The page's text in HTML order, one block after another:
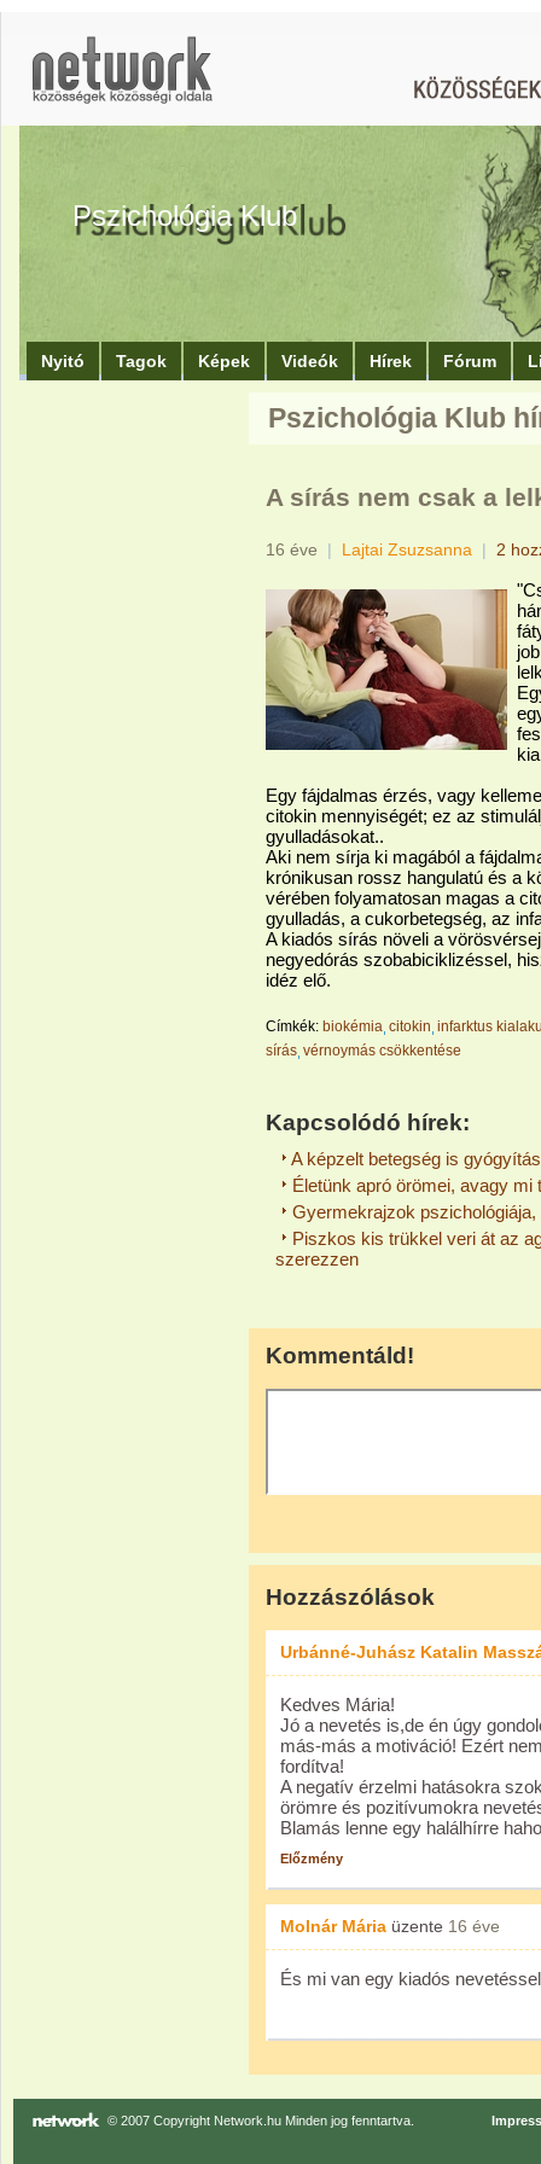
Pszichológia Klub
Nyitó Tagok Képek Videók Hírek Fórum
Pszichológia Klub
A sírás nem csak a
16 éve | Lajtai Zsuzsanna | 2
Egy fájdalmas érzés, vagy
citokin mennyiségét; ez az
gyulladásokat..
Aki nem sírja ki magából a
krónikusan rossz hangulatú és a
vérében folyamatosan magas a
gyulladás, a cukorbetegség, az
A kiadós sírás növeli a
negyedórás szobabiciklizéssel,
idéz elő.
Címkék: biokémia citokin infarktus
sírás vérnoymás csökkentése
Kapcsolódó hírek:
A képzelt betegség is
Életünk apró örömei, avagy
Gyermekrajzok
Piszkos kis trükkel veri át az
szerezzen
Kommentáld!
Hozzászólások
Urbánné-Juhász Katalin
Kedves Mária!
Jó a nevetés is,de én úgy
más-más a motiváció! Ezért
fordítva!
A negatív érzelmi hatásokra
örömre és pozitívumokra
Blamás lenne egy halálhírre
Előzmény
Molnár Mária üzente 16 éve
És mi van egy kiadós
© 2007 Copyright Network.hu Minden jog fenntartva.